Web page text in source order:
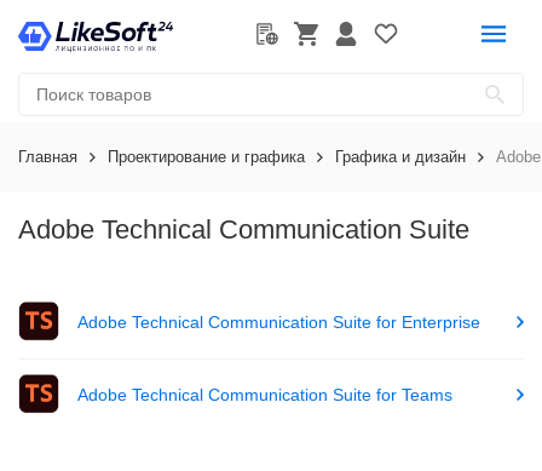
Главная Проектирование и графика Графика и дизайн
Adobe Technical Communication Suite
Adobe Technical Communication Suite for Enterprise
Adobe Technical Communication Suite for Teams